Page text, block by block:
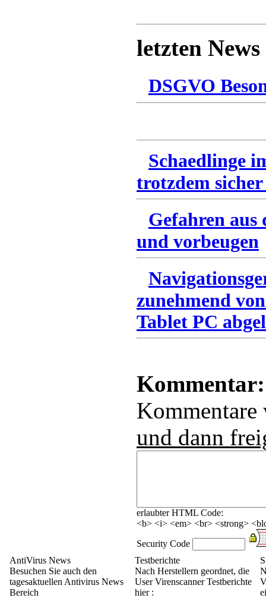
letzten News
DSGVO
Schaedlinge
trotzdem
Gefahren
und vorbeugen
zunehmend
Tablet PC
Kommentar:
und dann
erlaubter HTML Code:
<b> <i> <em> <br> <strong>
Security Code
AntiVirus News
Besuchen Sie auch den
tagesaktuellen Antivirus News
Bereich
Testberichte
Nach Herstellern geordnet, die
User Virenscanner Testberichte
hier :